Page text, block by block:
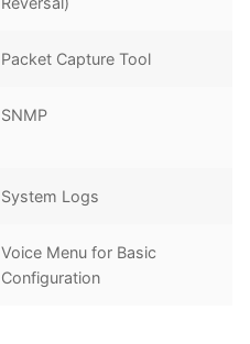
Packet Capture Tool
SNMP
System Logs
Voice Menu for Basic
Configuration